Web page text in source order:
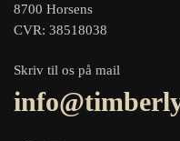
8700 Horsens
CVR: 38518038
Skriv til os på mail